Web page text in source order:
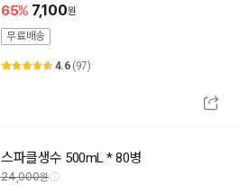
65 7,100
무료배송
4.6 (97)
스파클생수 500mL * 80병
24,000